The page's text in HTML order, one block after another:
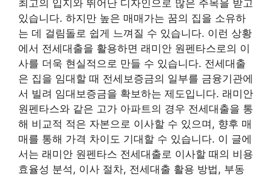
최고의 입지와 뛰어난 디자인으로 많은 주목을 받고
있습니다. 하지만 높은 매매가는 꿈의 집을 소유하
는 데 걸림돌로 쉽게 느껴질 수 있습니다. 이런 상황
에서 전세대출을 활용하면 래미안 원펜타스로의 이
사를 더욱 현실적으로 만들 수 있습니다. 전세대출
은 집을 임대할 때 전세보증금의 일부를 금융기관에
서 빌려 임대보증금을 ​​확보하는 제도입니다. 래미안
원펜타스와 같은 고가 아파트의 경우 전세대출을 통
해 비교적 적은 자본으로 이사할 수 있으며, 향후 매
매를 통해 가격 차이도 기대할 수 있습니다. 이 글에
서는 래미안 원펜타스 전세대출로 이사할 때의 비용
효율성 분석, 이사 절차, 전세대출 활용 방법, 부동